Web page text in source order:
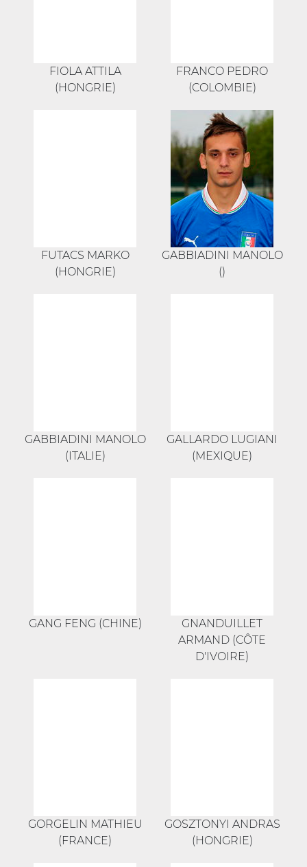
FIOLA ATTILA
(HONGRIE)
FRANCO PEDRO
(COLOMBIE)
FUTACS MARKO
(HONGRIE)
GABBIADINI MANOLO
()
GABBIADINI MANOLO
(ITALIE)
GALLARDO LUGIANI
(MEXIQUE)
GANG FENG (CHINE)
GNANDUILLET
ARMAND (CÔTE
D'IVOIRE)
GORGELIN MATHIEU
(FRANCE)
GOSZTONYI ANDRAS
(HONGRIE)